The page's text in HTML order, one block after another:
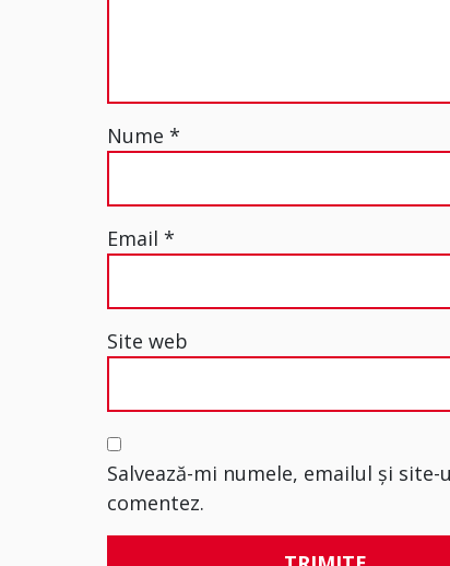
Nume*
Email*
Site web
Salvează-mi numele, emailul și
comentez.